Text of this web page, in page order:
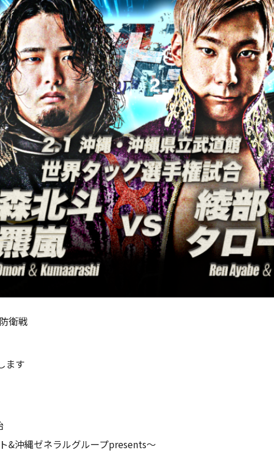
衛戦
ます
&沖縄ゼネラルグループpresents～